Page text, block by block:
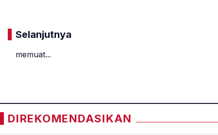
Selanjutnya
memuat...
DIREKOMENDASIKAN